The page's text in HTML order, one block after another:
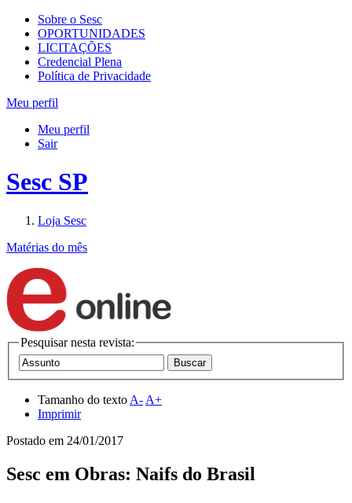
Sobre o Sesc
OPORTUNIDADES
LICITAÇÕES
Credencial Plena
Política de Privacidade
Meu perfil
Meu perfil
Sair
Sesc SP
Loja Sesc
Matérias do mês
Pesquisar nesta revista:
Tamanho do texto A- A+
Imprimir
Postado em 24/01/2017
Sesc em Obras: Naifs do Brasil